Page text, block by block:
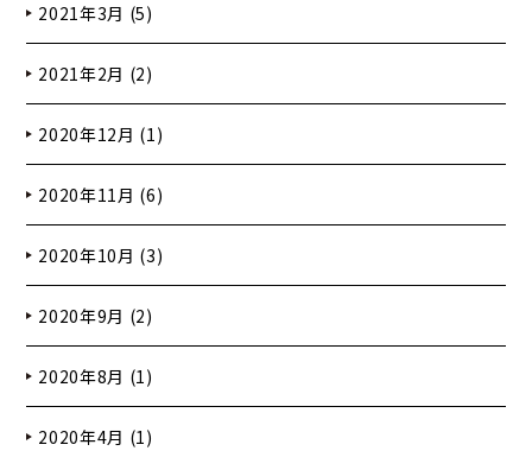
2021年3月 (5)
2021年2月 (2)
2020年12月 (1)
2020年11月 (6)
2020年10月 (3)
2020年9月 (2)
2020年8月 (1)
2020年4月 (1)